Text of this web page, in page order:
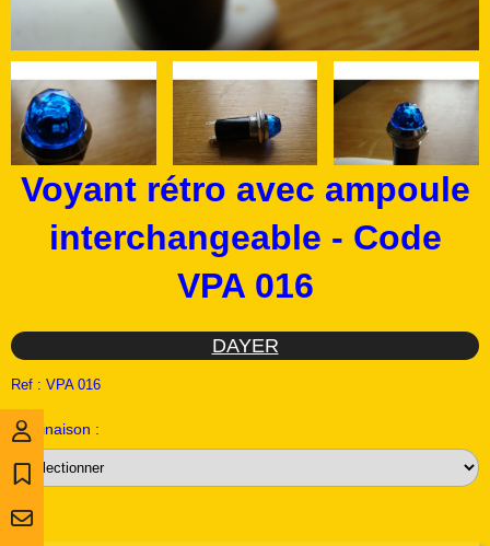
Voyant rétro avec ampoule
interchangeable - Code
VPA 016
DAYER
Ref : VPA 016
Déclinaison :